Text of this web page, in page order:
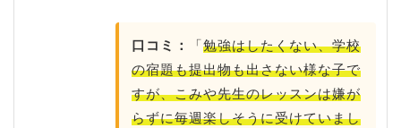
口コミ： 「勉強はしたくない、学校
の宿題も提出物も出さない様な子で
すが、こみや先生のレッスンは嫌が
らずに毎週楽しそうに受けていまし